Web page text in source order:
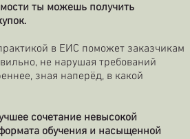
ты можешь получить
в ЕИС поможет заказчикам
не нарушая требований
зная наперёд, в какой
сочетание невысокой
обучения и насыщенной